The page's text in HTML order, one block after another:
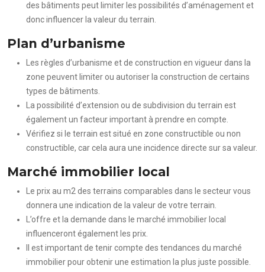
des bâtiments peut limiter les possibilités d’aménagement et
donc influencer la valeur du terrain.
Plan d’urbanisme
Les règles d’urbanisme et de construction en vigueur dans la
zone peuvent limiter ou autoriser la construction de certains
types de bâtiments.
La possibilité d’extension ou de subdivision du terrain est
également un facteur important à prendre en compte.
Vérifiez si le terrain est situé en zone constructible ou non
constructible, car cela aura une incidence directe sur sa valeur.
Marché immobilier local
Le prix au m2 des terrains comparables dans le secteur vous
donnera une indication de la valeur de votre terrain.
L’offre et la demande dans le marché immobilier local
influenceront également les prix.
Il est important de tenir compte des tendances du marché
immobilier pour obtenir une estimation la plus juste possible.